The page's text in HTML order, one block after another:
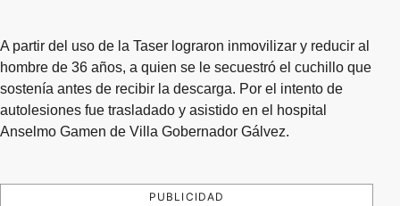
A partir del uso de la Taser lograron inmovilizar y reducir al
hombre de 36 años, a quien se le secuestró el cuchillo que
sostenía antes de recibir la descarga. Por el intento de
autolesiones fue trasladado y asistido en el hospital
Anselmo Gamen de Villa Gobernador Gálvez.
PUBLICIDAD